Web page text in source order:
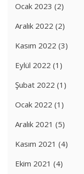
Ocak 2023 (2)
Aralık 2022 (2)
Kasım 2022 (3)
Eylül 2022 (1)
Şubat 2022 (1)
Ocak 2022 (1)
Aralık 2021 (5)
Kasım 2021 (4)
Ekim 2021 (4)